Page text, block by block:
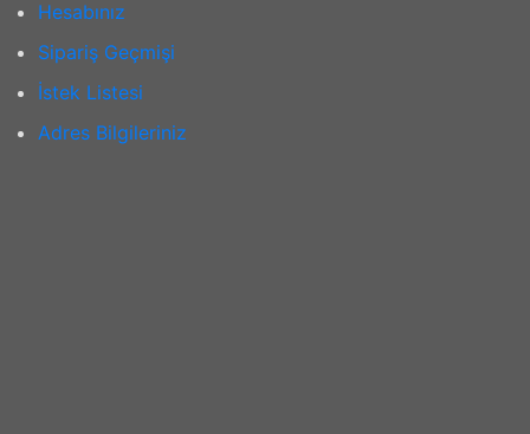
Hesabınız
Sipariş Geçmişi
İstek Listesi
Adres Bilgileriniz